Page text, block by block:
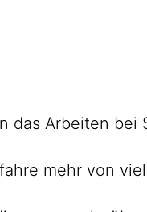
das Arbeiten
mehr von